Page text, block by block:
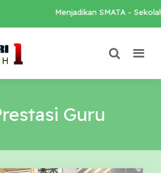
Menjadikan SMATA -
Guru